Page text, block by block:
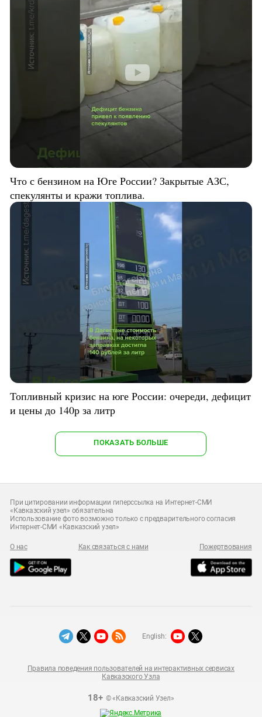
Что с бензином на Юге России? Закрытые АЗС,
спекулянты и кражи топлива.
Топливный кризис на юге России: очереди, дефицит
и цены до 140р за литр
ПОКАЗАТЬ БОЛЬШЕ
При цитировании информации гиперссылка на Интернет-СМИ
«Кавказский узел» обязательна
Использование фото возможно только с предварительного согласия
Интернет-СМИ «Кавказский узел»
О нас Как связаться с нами Пожертвования
18+© «Кавказский Узел»
Правила поведения пользователей на интерактивных сервисах
Кавказского Узла
English: